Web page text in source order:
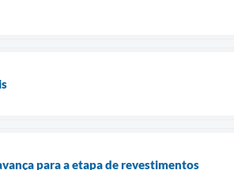
para a etapa de revestimentos